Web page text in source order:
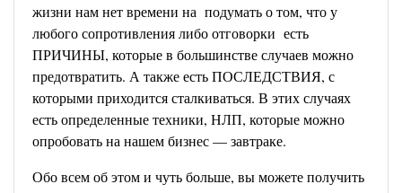
жизни нам нет времени на подумать о том, что у
любого сопротивления либо отговорки есть
ПРИЧИНЫ, которые в большинстве случаев можно
предотвратить. А также есть ПОСЛЕДСТВИЯ, с
которыми приходится сталкиваться. В этих случаях
есть определенные техники, НЛП, которые можно
опробовать на нашем бизнес — завтраке.
Обо всем об этом и чуть больше, вы можете получить